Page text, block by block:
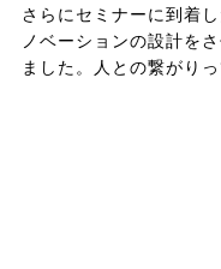
さらにセミナーに到着
ノベーションの設計を
ました。人との繋がりっ